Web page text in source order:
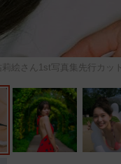
絵さん1st写真集先行カット